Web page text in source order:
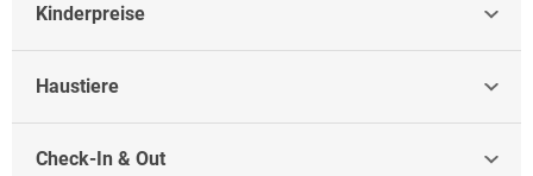
Kinderpreise
Haustiere
Check-In & Out